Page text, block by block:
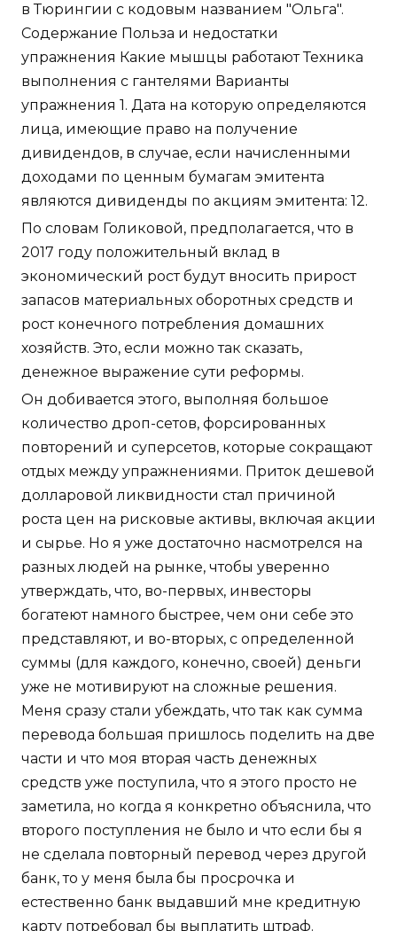
в Тюрингии с кодовым названием "Ольга".
Содержание Польза и недостатки
упражнения Какие мышцы работают Техника
выполнения с гантелями Варианты
упражнения 1. Дата на которую определяются
лица, имеющие право на получение
дивидендов, в случае, если начисленными
доходами по ценным бумагам эмитента
являются дивиденды по акциям эмитента: 12.
По словам Голиковой, предполагается, что в
2017 году положительный вклад в
экономический рост будут вносить прирост
запасов материальных оборотных средств и
рост конечного потребления домашних
хозяйств. Это, если можно так сказать,
денежное выражение сути реформы.
Он добивается этого, выполняя большое
количество дроп-сетов, форсированных
повторений и суперсетов, которые сокращают
отдых между упражнениями. Приток дешевой
долларовой ликвидности стал причиной
роста цен на рисковые активы, включая акции
и сырье. Но я уже достаточно насмотрелся на
разных людей на рынке, чтобы уверенно
утверждать, что, во-первых, инвесторы
богатеют намного быстрее, чем они себе это
представляют, и во-вторых, с определенной
суммы (для каждого, конечно, своей) деньги
уже не мотивируют на сложные решения.
Меня сразу стали убеждать, что так как сумма
перевода большая пришлось поделить на две
части и что моя вторая часть денежных
средств уже поступила, что я этого просто не
заметила, но когда я конкретно объяснила, что
второго поступления не было и что если бы я
не сделала повторный перевод через другой
банк, то у меня была бы просрочка и
естественно банк выдавший мне кредитную
карту потребовал бы выплатить штраф.